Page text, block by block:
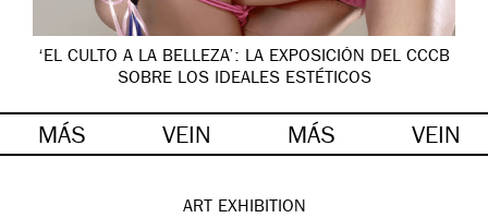
‘EL CULTO A LA BELLEZA’: LA EXPOSICIÓN DEL CCCB
SOBRE LOS IDEALES ESTÉTICOS
MÁS VEIN MÁS VEIN
ART EXHIBITION